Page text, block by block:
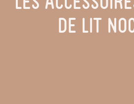
DE LIT